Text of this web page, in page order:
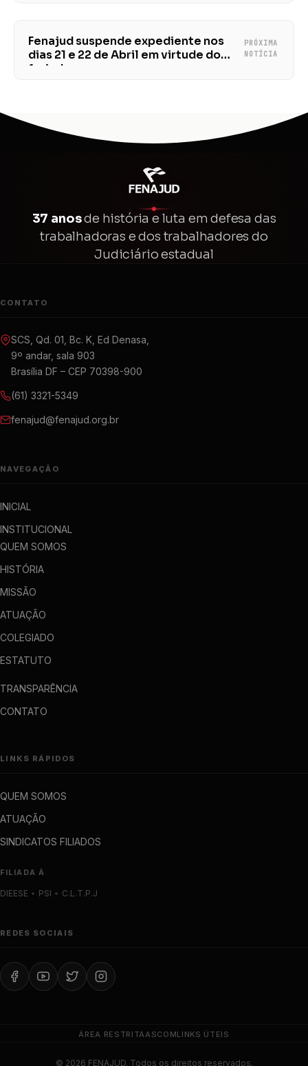
Fenajud suspende expediente nos
dias 21 e 22 de Abril em virtude do
feriado
PRÓXIMA
NOTÍCIA
37 anosde história e luta em defesa das
trabalhadoras e dos trabalhadores do
Judiciário estadual
CONTATO
SCS, Qd. 01, Bc. K, Ed Denasa,
9º andar, sala 903
Brasília DF – CEP 70398-900
(61) 3321-5349
fenajud@fenajud.org.br
NAVEGAÇÃO
INICIAL
INSTITUCIONAL
QUEM SOMOS
HISTÓRIA
MISSÃO
ATUAÇÃO
COLEGIADO
ESTATUTO
TRANSPARÊNCIA
CONTATO
LINKS RÁPIDOS
QUEM SOMOS
ATUAÇÃO
SINDICATOS FILIADOS
FILIADA À
DIEESE • PSI • C.L.T.P.J
REDES SOCIAIS
ÁREA RESTRITA ASCOMLINKS ÚTEIS
© 2026 FENAJUD. Todos os direitos reservados.